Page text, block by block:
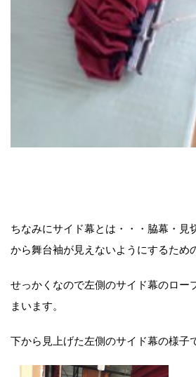
ちなみにサイド幕とは・・・脇幕・見
から舞台袖が見えないようにするため
せっかくなので左側のサイド幕のロー
まいます。
下から見上げた左側のサイド幕の様子